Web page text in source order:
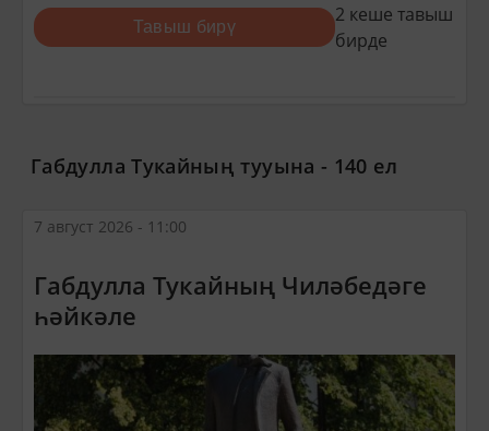
Тавыш бирү
2 кеше тавыш
бирде
Габдулла Тукайның тууына - 140 ел
7 август 2026 - 11:00
Габдулла Тукайның Чиләбедәге
һәйкәле